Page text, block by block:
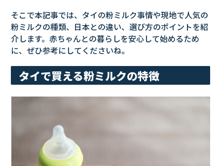
そこで本記事では、タイの粉ミルク事情や現地で人気の
粉ミルクの種類、日本との違い、選び方のポイントを紹
介します。赤ちゃんとの暮らしを安心して始めるため
に、ぜひ参考にしてくださいね。
タイで買える粉ミルクの特徴